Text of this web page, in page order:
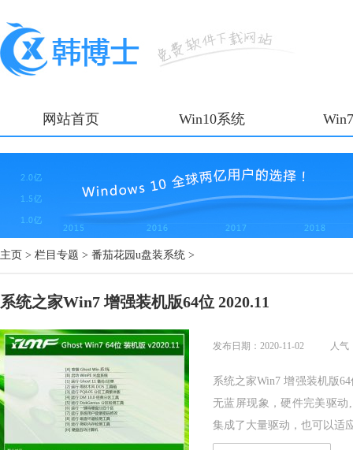
网站首页 Win10系统
主页 > 栏目专题 > 番茄花园u盘装系统 >
系统之家Win7 增强装机版64位 2020.11
发布日期：2020-11-02 人气
系统之家Win7 增强装机版
无蓝屏现象，硬件完美驱
集成了大量驱动，也可以适